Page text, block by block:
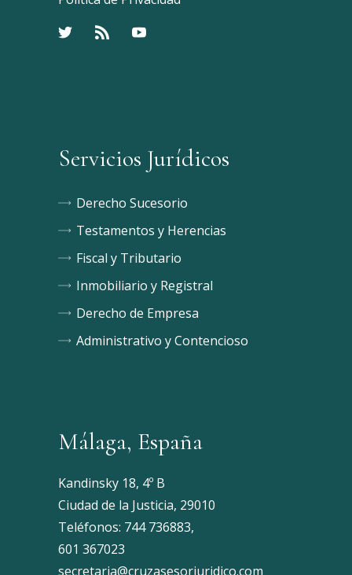
Servicios Jurídicos
Derecho Sucesorio
Testamentos y Herencias
Fiscal y Tributario
Inmobiliario y Registral
Derecho de Empresa
Administrativo y Contencioso
Málaga, España
Kandinsky 18, 4º B
Ciudad de la Justicia, 29010
Teléfonos: 744 736883,
601 367023
secretaria@cruzasesorjuridico.com